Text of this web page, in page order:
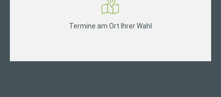
Termine am Ort Ihrer Wahl